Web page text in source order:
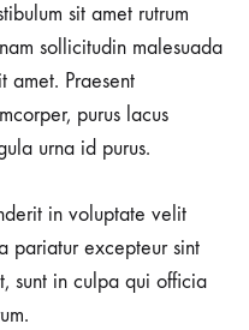
sit amet rutrum
sollicitudin malesuada
amet. Praesent
purus lacus
urna id purus.
in voluptate velit
pariatur excepteur sint
sunt in culpa qui officia